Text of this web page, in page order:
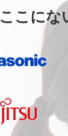
ここにな